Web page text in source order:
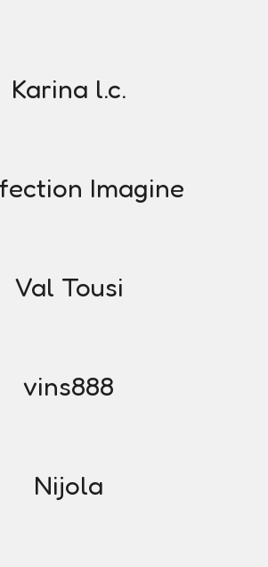
Karina l.c.
Imagine
Val Tousi
vins888
Nijola